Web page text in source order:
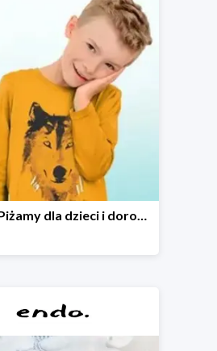
Dzisiaj! Piżamy dla dzieci i dorosłych -50%